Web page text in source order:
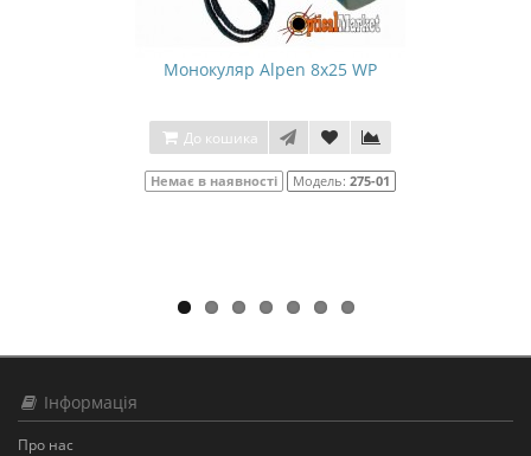
Монокуляр Alpen 8x25 WP
До кошика
Немає в наявності Модель: 275-01
Інформація
Про нас